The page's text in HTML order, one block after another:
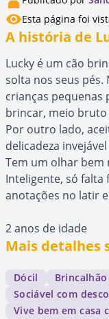
Esta página foi
A história de
Lucky é um cão
solta nos seus pés.
crianças pequenas
brincar, meio bruto
Por outro lado,
delicadeza invejável
Tem um olhar bem
Inteligente, só falta
anotações no latir
2 anos de idade
Mais detalhes
Dócil Brincalhão
Sociável com
Vive bem em casa